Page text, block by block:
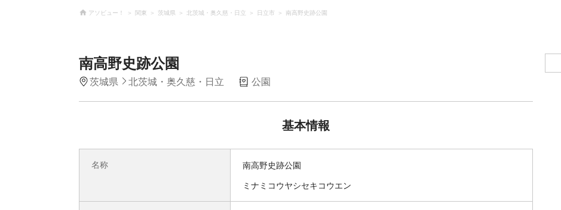
アソビュー！ 関東 茨城県 北茨城・奥久慈・日立 日立市 南高野史跡公園
南高野史跡公園
茨城県 北茨城・奥久慈・日立 公園
基本情報
名称
南高野史跡公園
ミナミコウヤシセキコウエン